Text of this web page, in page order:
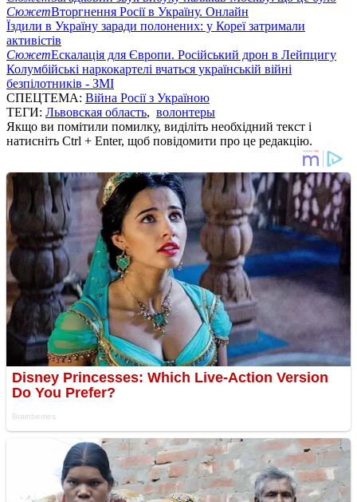
СюжетВторгнення Росії в Україну. Онлайн
Їздили в Україну заради полонених: у Кореї затримали
активістів
СюжетЕскалація для Європи. Російський дрон в Лейпцигу
Колумбійські наркокартелі вчаться українській війні
безпілотників - ЗМІ
СПЕЦТЕМА: Війна Росії з Україною
ТЕГИ: Львовская область, волонтеры
Якщо ви помітили помилку, виділіть необхідний текст і
натисніть Ctrl + Enter, щоб повідомити про це редакцію.